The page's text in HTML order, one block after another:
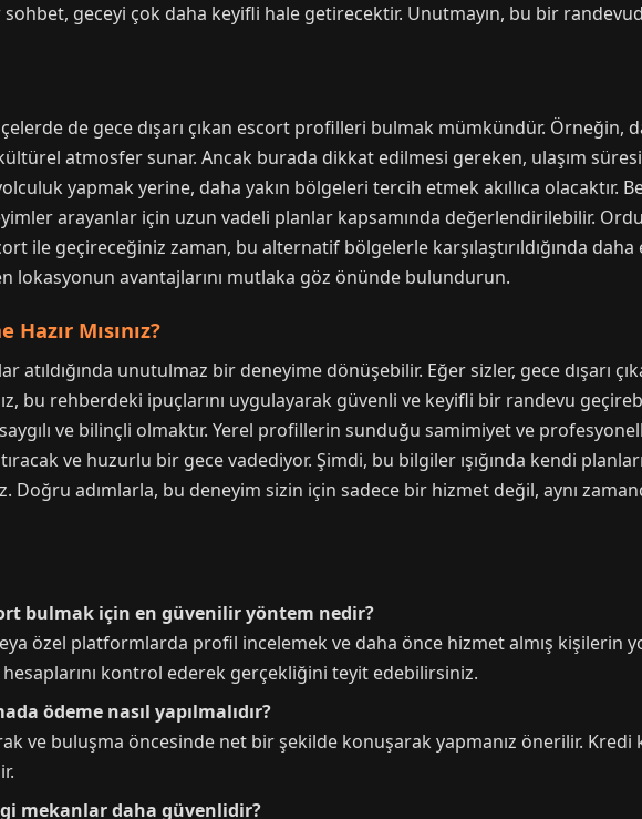
sohbet, geceyi çok daha keyifli hale getirecektir. Unutmayın, bu bir
de gece dışarı çıkan escort profilleri bulmak mümkündür. Örneğin,
atmosfer sunar. Ancak burada dikkat edilmesi gereken, ulaşım
yapmak yerine, daha yakın bölgeleri tercih etmek akıllıca olacaktır.
arayanlar için uzun vadeli planlar kapsamında değerlendirilebilir. Ordu
ile geçireceğiniz zaman, bu alternatif bölgelerle karşılaştırıldığında
lokasyonun avantajlarını mutlaka göz önünde bulundurun.
Mısınız?
atıldığında unutulmaz bir deneyime dönüşebilir. Eğer sizler, gece dışarı
bu rehberdeki ipuçlarını uygulayarak güvenli ve keyifli bir randevu
ve bilinçli olmaktır. Yerel profillerin sunduğu samimiyet ve
ve huzurlu bir gece vadediyor. Şimdi, bu bilgiler ışığında kendi
Doğru adımlarla, bu deneyim sizin için sadece bir hizmet değil, aynı
bulmak için en güvenilir yöntem nedir?
özel platformlarda profil incelemek ve daha önce hizmet almış kişilerin
kontrol ederek gerçekliğini teyit edebilirsiniz.
ödeme nasıl yapılmalıdır?
ve buluşma öncesinde net bir şekilde konuşarak yapmanız önerilir. Kredi
mekanlar daha güvenlidir?